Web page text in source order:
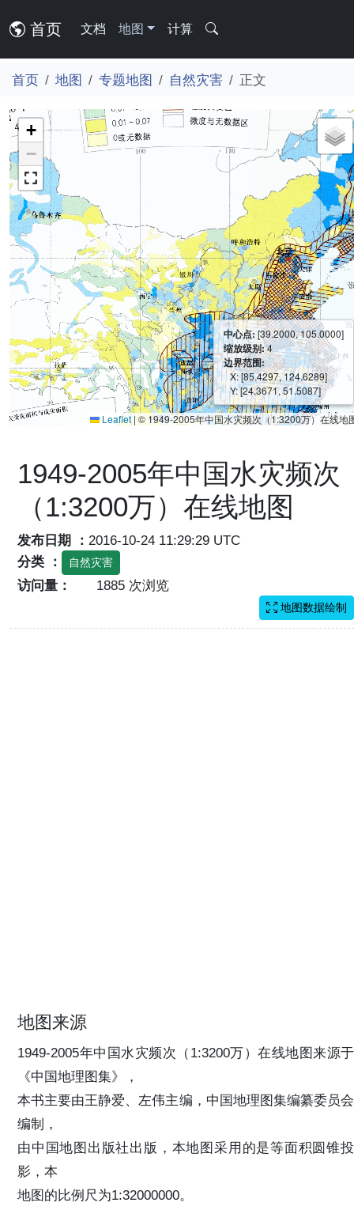
首页 文档 地图 计算
首页 地图 专题地图 自然灾害 正文
+
−
中心点:[39.2000, 105.0000]
缩放级别:4
边界范围:
X: [85.4297, 124.6289]
Y: [24.3671, 51.5087]
Leaflet | © 1949-2005年中国水灾频次（1:3200万）在线地
1949-2005年中国水灾频次
（1:3200万）在线地图
发布日期 ： 2016-10-24 11:29:29 UTC
分类 ：
自然灾害
访问量： 1885 次浏览
地图数据绘制
地图来源
1949-2005年中国水灾频次（1:3200万）在线地图来源于
《中国地理图集》，
本书主要由王静爱、左伟主编，中国地理图集编纂委员会
编制，
由中国地图出版社出版，本地图采用的是等面积圆锥投
影，本
地图的比例尺为1:32000000。